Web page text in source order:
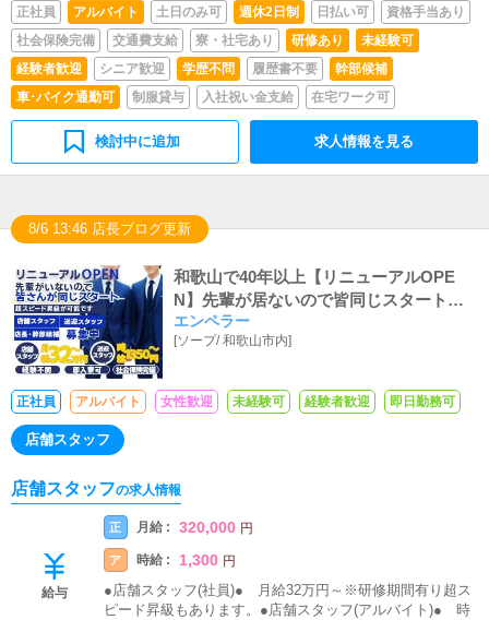
正社員 アルバイト 土日のみ可 週休2日制 日払い可
資格手当あり
社会保険完備
交通費支給 寮・社宅あり 研修あり
未経験可
経験者歓迎
シニア歓迎 学歴不問 履歴書不要
幹部候補
車･バイク通勤可
制服貸与 入社祝い金支給 在宅ワーク可
検討中に追加 求人情報を見る
8/6 13:46 店長ブログ更新
和歌山で40年以上【リニューアルOPE
N】先輩が居ないので皆同じスタート◆店
舗スタッフ(社員・アルバイト)◆簡単送迎
バイト◆良い待遇を更に良くをモットー
エンペラー
[ソープ/和歌山市内]
正社員 アルバイト 女性歓迎 未経験可 経験者歓迎 即日勤務可
店舗スタッフ
店舗スタッフの求人情報
給与
正 月給 : 320,000 円
ア 時給 : 1,300 円
●店舗スタッフ(社員)● 月給32万円～※研修期間有り超ス
ピード昇級もあります。●店舗スタッフ(アルバイト)● 時